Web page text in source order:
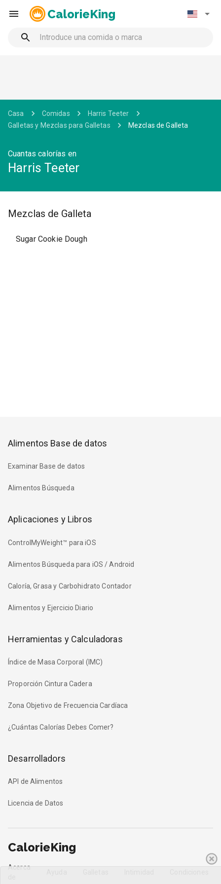
CalorieKing
Casa Comidas
Harris Teeter
Galletas y Mezclas para Galletas
Mezclas de Galleta
Cuantas calorías en
Harris Teeter
Mezclas de Galleta
Sugar Cookie Dough
Alimentos Base de datos
Examinar Base de datos
Alimentos Búsqueda
Aplicaciones y Libros
ControlMyWeight™ para iOS
Alimentos Búsqueda para iOS / Android
Caloría, Grasa y Carbohidrato Contador
Alimentos y Ejercicio Diario
Herramientas y Calculadoras
Índice de Masa Corporal (IMC)
Proporción Cintura Cadera
Zona Objetivo de Frecuencia Cardíaca
¿Cuántas Calorías Debes Comer?
Desarrolladors
API de Alimentos
Licencia de Datos
CalorieKing
Acerca